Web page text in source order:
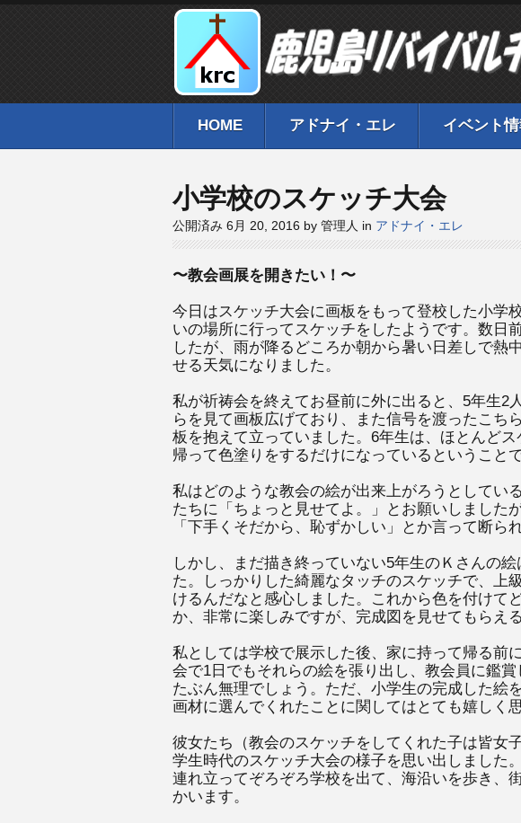
HOME アドナイ・エレ イベント
小学校のスケッチ大会
公開済み 6月 20, 2016 by 管理人 in アドナイ・エレ
〜教会画展を開きたい！〜
今日はスケッチ大会に画板をもって登校した小学
いの場所に行ってスケッチをしたようです。数日
したが、雨が降るどころか朝から暑い日差しで熱
せる天気になりました。
私が祈祷会を終えてお昼前に外に出ると、5年生2
らを見て画板広げており、また信号を渡ったこち
板を抱えて立っていました。6年生は、ほとんど
帰って色塗りをするだけになっているということで
私はどのような教会の絵が出来上がろうとしてい
たちに「ちょっと見せてよ。」とお願いしました
「下手くそだから、恥ずかしい」とか言って断ら
しかし、まだ描き終っていない5年生のＫさんの
た。しっかりした綺麗なタッチのスケッチで、上
けるんだなと感心しました。これから色を付けて
か、非常に楽しみですが、完成図を見せてもらえ
私としては学校で展示した後、家に持って帰る前
会で1日でもそれらの絵を張り出し、教会員に鑑賞
たぶん無理でしょう。ただ、小学生の完成した絵
画材に選んでくれたことに関してはとても嬉しく思
彼女たち（教会のスケッチをしてくれた子は皆女
学生時代のスケッチ大会の様子を思い出しました
連れ立ってぞろぞろ学校を出て、海沿いを歩き、
かいます。